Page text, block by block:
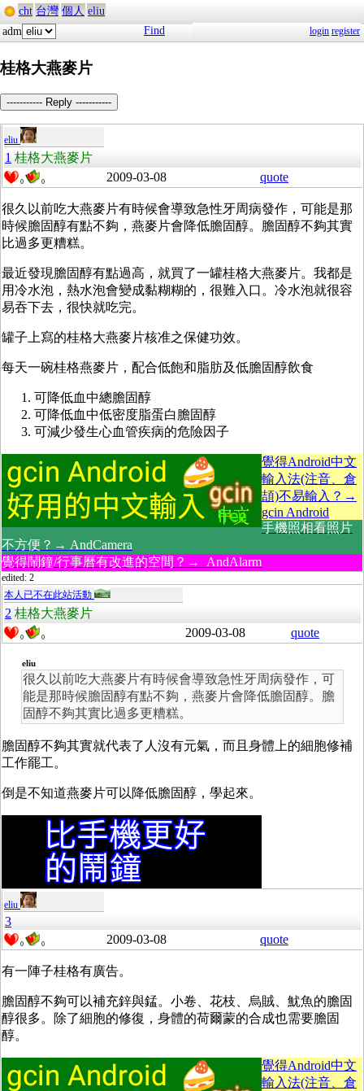
cht 台灣 個人 eliu
adm
Find login register
桂格大燕麥片
----------- Reply -----------
eliu
1 桂格大燕麥片
0 0 2009-03-08 quote
很久以前吃大燕麥片有時候會導致急性牙周病發作，可能是那
時候膽固醇有點不夠，燕麥片會降低膽固醇。膽固醇不夠其實
比過多更糟糕。
最近發現膽固醇有點過高，就買了一罐桂格大燕麥片。我都是
用冷水泡，熱水泡會變成黏糊糊的，很難入口。冷水泡就很容
易吞下去，很快就吃完。
罐子上寫的桂格大燕麥片核准之保健功效。
每天一碗桂格燕麥片，配合低飽和脂肪及低膽固醇飲食
可降低血中總膽固醇
可降低血中低密度脂蛋白膽固醇
可減少發生心血管疾病的危險因子
覺得Android中文
輸入法(注音、倉
頡)不易輸入？→
gcin Android
手機照相看照片
不方便？→ AndCamera
覺得鬧鐘/行事曆有改進的空間？→ AndAlarm
edited: 2
本人已不在此站活動
2 桂格大燕麥片
0 0 2009-03-08 quote
eliu
很久以前吃大燕麥片有時候會導致急性牙周病發作，可
能是那時候膽固醇有點不夠，燕麥片會降低膽固醇。膽
固醇不夠其實比過多更糟糕。
膽固醇不夠其實就代表了人沒有元氣，而且身體上的細胞修補
工作罷工。
倒是不知道燕麥片可以降低膽固醇，學起來。
eliu
3
0 0 2009-03-08 quote
有一陣子桂格有廣告。
膽固醇不夠可以補充鋅與錳。小卷、花枝、烏賊、魷魚的膽固
醇很多。除了細胞的修復，身體的荷爾蒙的合成也需要膽固
醇。
覺得Android中文
輸入法(注音、倉